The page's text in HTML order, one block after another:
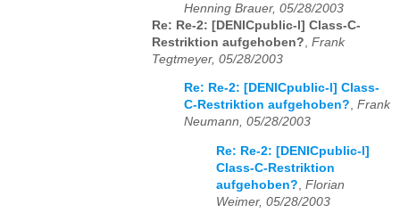
Henning Brauer, 05/28/2003
Re: Re-2: [DENICpublic-l] Class-C-
Restriktion aufgehoben? Frank
Tegtmeyer, 05/28/2003
Re: Re-2: [DENICpublic-l] Class-
C-Restriktion aufgehoben?, Frank
Neumann, 05/28/2003
Re: Re-2: [DENICpublic-l]
Class-C-Restriktion
aufgehoben? Florian
Weimer, 05/28/2003